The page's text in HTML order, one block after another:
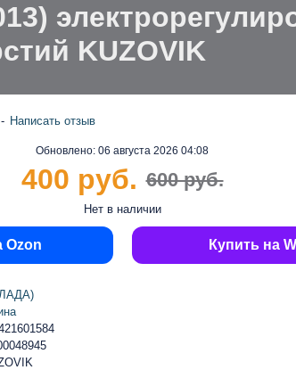
KUZOVIK
Обновлено: 06 августа 2026 04:08
Нет в наличии
- Написать отзыв
600 руб.
400 руб.
Ozon Купить на